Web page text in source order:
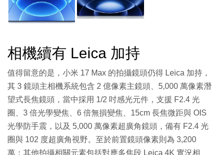
相機續有 Leica 加持
值得留意的是，小米 17 Max 的拍攝鏡頭仍得 Leica 加持，
其 3 鏡頭主相機系統包含 2 億像素主鏡頭、5,000 萬像素潛
望式長焦鏡頭，當中採用 1/2 吋感光元件，支援 F2.4 光
圈、3 倍光學變焦、6 倍無損變焦、15cm 長焦微距與 OIS
光學防手震，以及 5,000 萬像素超廣角鏡頭，備有 F2.4 光
圈與 102 度超廣角視野。至於前置鏡頭像素則為 3,200
萬；其他拍攝相關元素包括對應多焦段 Leica 4K 實況相